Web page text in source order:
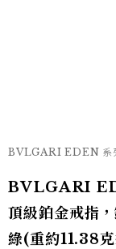
BVLGARI EDEN 系
BVLGARI
頂級鉑金戒指
綠(重約11.38